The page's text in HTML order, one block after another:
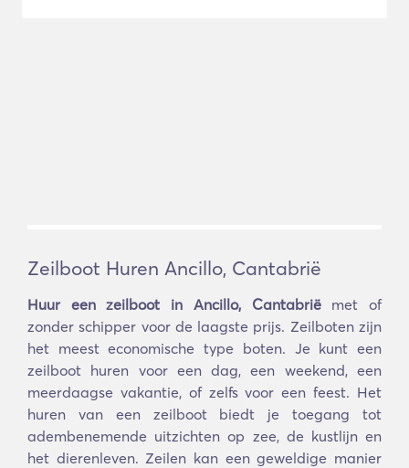
Zeilboot Huren Ancillo, Cantabrië
Huur een zeilboot in Ancillo, Cantabriëmet of
zonder schipper voor de laagste prijs. Zeilboten zijn
het meest economische type boten. Je kunt een
zeilboot huren voor een dag, een weekend, een
meerdaagse vakantie, of zelfs voor een feest. Het
huren van een zeilboot biedt je toegang tot
adembenemende uitzichten op zee, de kustlijn en
het dierenleven. Zeilen kan een geweldige manier